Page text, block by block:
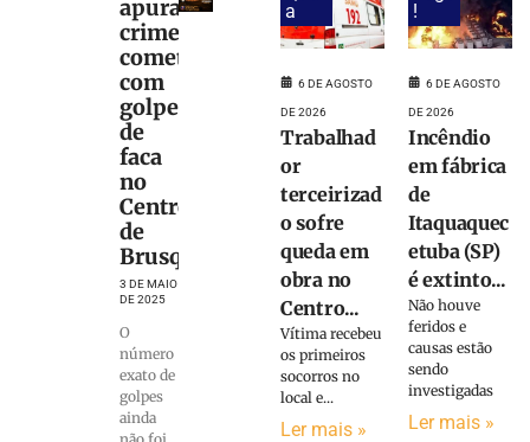
apura
crime
cometido
com
golpe
de
faca
no
Centro
de
Brusque
3 DE MAIO
DE 2025
O
número
exato de
golpes
ainda
a
6 DE AGOSTO
DE 2026
Trabalhad
or
terceirizad
o sofre
queda em
obra no
Centro...
Vítima recebeu
os primeiros
socorros no
local e...
Ler mais »
!
6 DE AGOSTO
DE 2026
Incêndio
em fábrica
de
Itaquaquec
etuba (SP)
é extinto...
Não houve
feridos e
causas estão
sendo
investigadas
Ler mais »